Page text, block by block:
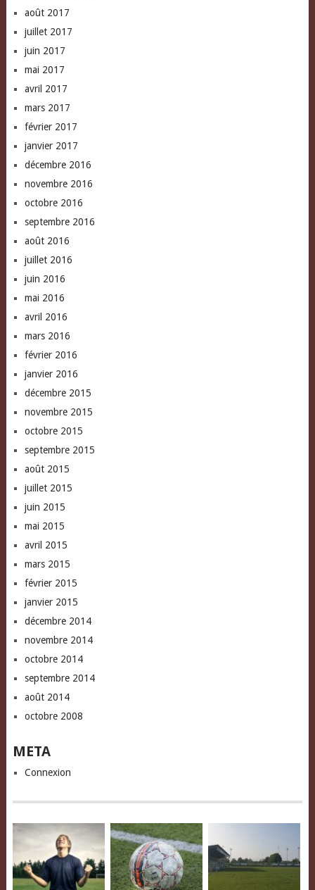
août 2017
juillet 2017
juin 2017
mai 2017
avril 2017
mars 2017
février 2017
janvier 2017
décembre 2016
novembre 2016
octobre 2016
septembre 2016
août 2016
juillet 2016
juin 2016
mai 2016
avril 2016
mars 2016
février 2016
janvier 2016
décembre 2015
novembre 2015
octobre 2015
septembre 2015
août 2015
juillet 2015
juin 2015
mai 2015
avril 2015
mars 2015
février 2015
janvier 2015
décembre 2014
novembre 2014
octobre 2014
septembre 2014
août 2014
octobre 2008
META
Connexion